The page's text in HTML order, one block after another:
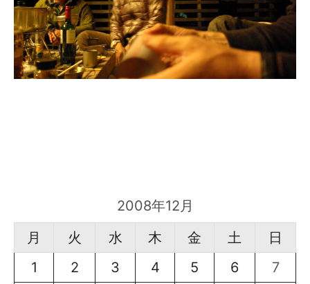
2008年12月
月
火 水 木 金 土
日
1
2 3 4 5 6
7